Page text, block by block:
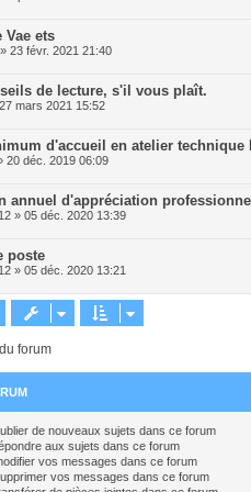
Vae ets
» 23 févr. 2021 21:40
de lecture, s'il vous plaît.
mars 2021 15:52
d'accueil en atelier technique
20 déc. 2019 06:09
annuel d'appréciation professionnel
» 05 déc. 2020 13:39
poste
» 05 déc. 2020 13:21
forum
de nouveaux sujets dans ce forum
aux sujets dans ce forum
vos messages dans ce forum
vos messages dans ce forum